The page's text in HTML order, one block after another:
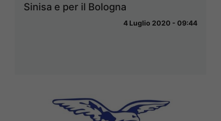
Sinisa e per il Bologna
4 Luglio 2020 - 09:44